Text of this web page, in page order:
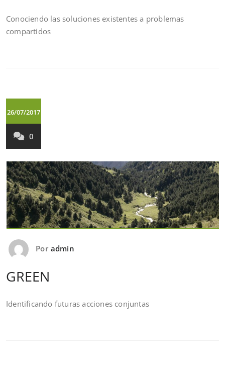
Conociendo las soluciones existentes a problemas
compartidos
26/07/2017
0
Por admin
GREEN
Identificando futuras acciones conjuntas